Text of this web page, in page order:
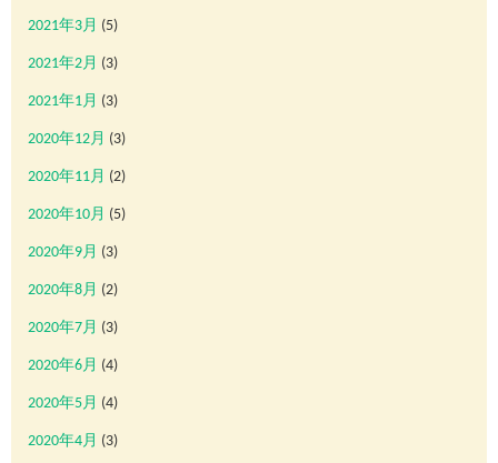
2021年3月 (5)
2021年2月 (3)
2021年1月 (3)
2020年12月 (3)
2020年11月 (2)
2020年10月 (5)
2020年9月 (3)
2020年8月 (2)
2020年7月 (3)
2020年6月 (4)
2020年5月 (4)
2020年4月 (3)